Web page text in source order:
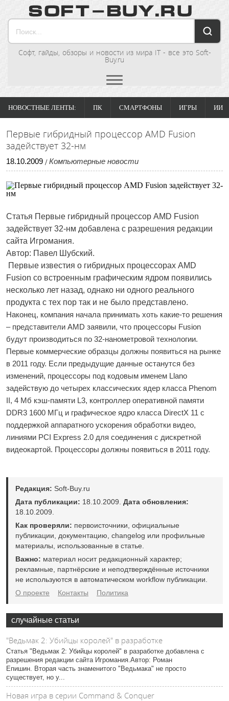
Софт, гайды, обзоры и новости из мира IT - все это Soft-
Buy.ru
НОВОСТНЫЕ ЛЕНТЫ: ПК СМАРТФОНЫ ИГРЫ ИИ
Первые гибридный процессор AMD Fusion
задействует 32-нм
18.10.2009 / Компьютерные новости
Статья Первые гибридный процессор AMD Fusion
задействует 32-нм добавлена с разрешения редакции
сайта Игромания.
Автор: Павел Шубский.
Первые известия о гибридных процессорах AMD
Fusion со встроенным графическим ядром появились
несколько лет назад, однако ни одного реального
продукта с тех пор так и не было представлено.
Наконец, компания начала принимать хоть какие-то решения
– представители AMD заявили, что процессоры Fusion
будут производиться по 32-нанометровой технологии.
Первые коммерческие образцы должны появиться на рынке
в 2011 году. Если предыдущие данные останутся без
изменений, процессоры под кодовым именем Llano
задействую до четырех классических ядер класса Phenom
II, 4 Мб кэш-памяти L3, контроллер оперативной памяти
DDR3 1600 МГц и графическое ядро класса DirectX 11 с
поддержкой аппаратного ускорения обработки видео,
линиями PCI Express 2.0 для соединения с дискретной
видеокартой. Процессоры должны появиться в 2011 году.
Редакция: Soft-Buy.ru
Дата публикации: 18.10.2009. Дата обновления:
18.10.2009.
Как проверяли: первоисточники, официальные
публикации, документацию, changelog или профильные
материалы, использованные в статье.
Важно: материал носит редакционный характер;
рекламные, партнёрские и неподтверждённые источники
не используются в автоматическом workflow публикации.
О проекте
Контакты Политика
случайные статьи
"Ведьмак 2: Убийцы королей" в разработке
Статья "Ведьмак 2: Убийцы королей" в разработке добавлена с
разрешения редакции сайта Игромания.Автор: Роман
Епишин. Вторая часть знаменитого "Ведьмака" не просто
существует, но у...
Новая игра в серии Command & Conquer